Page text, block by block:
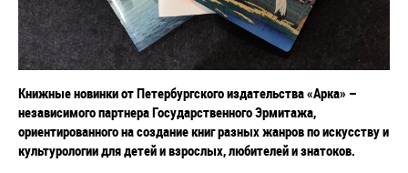
Книжные новинки от Петербургского издательства «Арка» –
независимого партнера Государственного Эрмитажа,
ориентированного на создание книг разных жанров по искусству и
культурологии для детей и взрослых, любителей и знатоков.